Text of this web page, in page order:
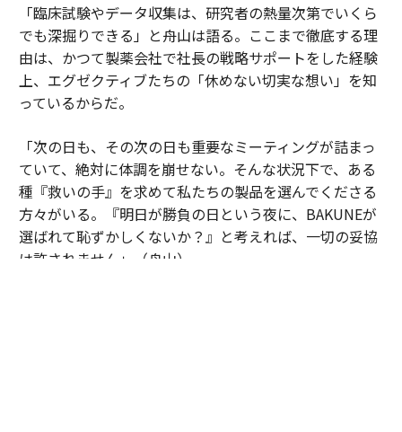
「臨床試験やデータ収集は、研究者の熱量次第でいくら
でも深掘りできる」と舟山は語る。ここまで徹底する理
由は、かつて製薬会社で社長の戦略サポートをした経験
上、エグゼクティブたちの「休めない切実な想い」を知
っているからだ。
「次の日も、その次の日も重要なミーティングが詰まっ
ていて、絶対に体調を崩せない。そんな状況下で、ある
種『救いの手』を求めて私たちの製品を選んでくださる
方々がいる。『明日が勝負の日という夜に、BAKUNEが
選ばれて恥ずかしくないか？』と考えれば、一切の妥協
は許されません」（舟山）